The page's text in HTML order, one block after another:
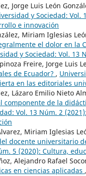
Jorge Luis León
y Sociedad:
e innovación
Miriam Iglesias
el dolor en la
y Sociedad: Vol. 13
Freire, Jorge Luis
de Ecuador? ,
en las editoriales
Lázaro Emilio Nieto
componente de la
Vol. 13 Núm. 2
Miriam Iglesias
docente universitario
5 (2020): Cultura,
Alejandro Rafael
en ciencias aplicadas ,